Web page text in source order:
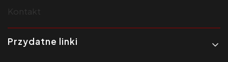
Kontakt
Przydatne linki